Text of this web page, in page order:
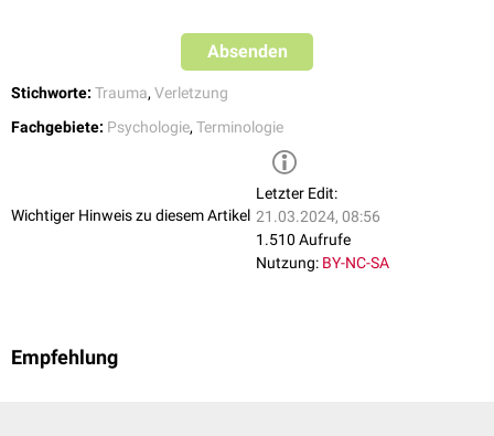
Absenden
Stichworte: Trauma, Verletzung
Fachgebiete: Psychologie, Terminologie
Wichtiger Hinweis zu diesem Artikel
Letzter Edit:
21.03.2024, 08:56
1.510 Aufrufe
Nutzung: BY-NC-SA
Empfehlung